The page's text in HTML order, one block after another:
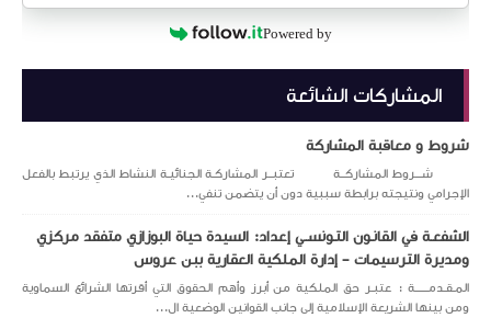
Powered by
المشاركات الشائعة
شروط و معاقبة المشاركة
شـــروط المشاركــة تعتبــر المشاركـة الجنائيـة النشاط الذي يرتبط بالفعل
الإجرامي ونتيجته برابطة سببية دون أن يتضمن تنفي...
الشفعـة في القانـون التـونســي إعداد: السيدة حياة البوزازي متفقد مركزي
ومديرة الترسيمات – إدارة الملكية العقارية ببن عروس
المـقـدمــــــة : عتبـر حق الملكية من أبرز وأهم الحقوق التي أقرتها الشرائع السماوية
ومن بينها الشريعة الإسلامية إلى جانب القوانين الوضعية ال...